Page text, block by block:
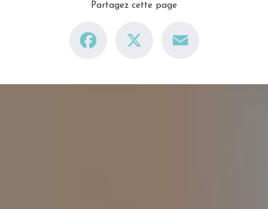
Partagez cette page